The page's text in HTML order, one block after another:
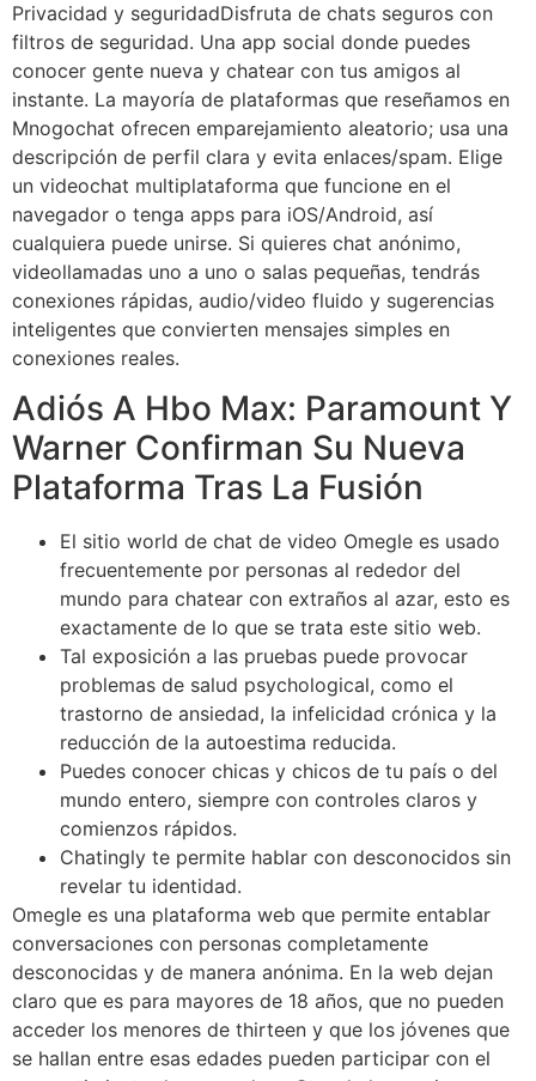
Privacidad y seguridadDisfruta de chats seguros con
filtros de seguridad. Una app social donde puedes
conocer gente nueva y chatear con tus amigos al
instante. La mayoría de plataformas que reseñamos en
Mnogochat ofrecen emparejamiento aleatorio; usa una
descripción de perfil clara y evita enlaces/spam. Elige
un videochat multiplataforma que funcione en el
navegador o tenga apps para iOS/Android, así
cualquiera puede unirse. Si quieres chat anónimo,
videollamadas uno a uno o salas pequeñas, tendrás
conexiones rápidas, audio/video fluido y sugerencias
inteligentes que convierten mensajes simples en
conexiones reales.
Adiós A Hbo Max: Paramount Y
Warner Confirman Su Nueva
Plataforma Tras La Fusión
El sitio world de chat de video Omegle es usado
frecuentemente por personas al rededor del
mundo para chatear con extraños al azar, esto es
exactamente de lo que se trata este sitio web.
Tal exposición a las pruebas puede provocar
problemas de salud psychological, como el
trastorno de ansiedad, la infelicidad crónica y la
reducción de la autoestima reducida.
Puedes conocer chicas y chicos de tu país o del
mundo entero, siempre con controles claros y
comienzos rápidos.
Chatingly te permite hablar con desconocidos sin
revelar tu identidad.
Omegle es una plataforma web que permite entablar
conversaciones con personas completamente
desconocidas y de manera anónima. En la web dejan
claro que es para mayores de 18 años, que no pueden
acceder los menores de thirteen y que los jóvenes que
se hallan entre esas edades pueden participar con el